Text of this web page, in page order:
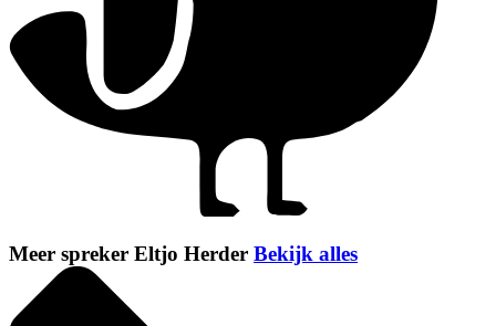
Meer spreker Eltjo Herder Bekijk alles